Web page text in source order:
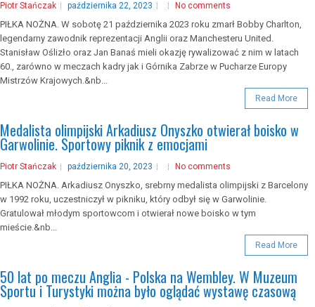
Piotr Stańczak października 22, 2023 No comments
PIŁKA NOŻNA. W sobotę 21 października 2023 roku zmarł Bobby Charlton,
legendarny zawodnik reprezentacji Anglii oraz Manchesteru United.
Stanisław Oślizło oraz Jan Banaś mieli okazję rywalizować z nim w latach
60., zarówno w meczach kadry jak i Górnika Zabrze w Pucharze Europy
Mistrzów Krajowych.&nb...
Read More
Medalista olimpijski Arkadiusz Onyszko otwierał boisko w
Garwolinie. Sportowy piknik z emocjami
Piotr Stańczak października 20, 2023 No comments
PIŁKA NOŻNA. Arkadiusz Onyszko, srebrny medalista olimpijski z Barcelony
w 1992 roku, uczestniczył w pikniku, który odbył się w Garwolinie.
Gratulował młodym sportowcom i otwierał nowe boisko w tym
mieście.&nb...
Read More
50 lat po meczu Anglia - Polska na Wembley. W Muzeum
Sportu i Turystyki można było oglądać wystawę czasową